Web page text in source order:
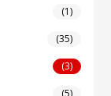
(1)
(35)
(3)
(5)